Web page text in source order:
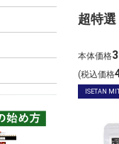
超特
本体価格
(税込価格
ISETAN